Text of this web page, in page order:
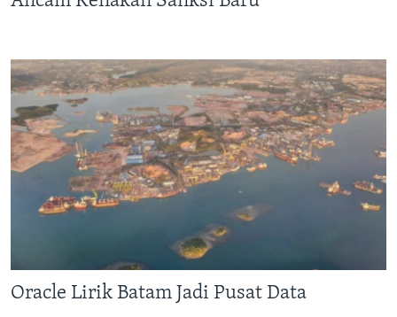
Oracle Lirik Batam Jadi Pusat Data